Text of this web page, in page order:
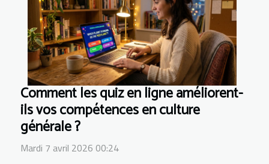
Comment les quiz en ligne améliorent-
ils vos compétences en culture
générale ?
Mardi 7 avril 2026 00:24